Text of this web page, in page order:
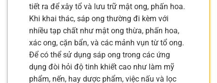
tiết ra để xây tổ và lưu trữ mật ong, phấn hoa.
Khi khai thác, sáp ong thường đi kèm với
nhiều tạp chất như mật ong thừa, phấn hoa,
xác ong, cặn bẩn, và các mảnh vụn từ tổ ong.
Để có thể sử dụng sáp ong trong các ứng
dụng đòi hỏi độ tinh khiết cao như làm mỹ
phẩm, nến, hay dược phẩm, việc nấu và lọc